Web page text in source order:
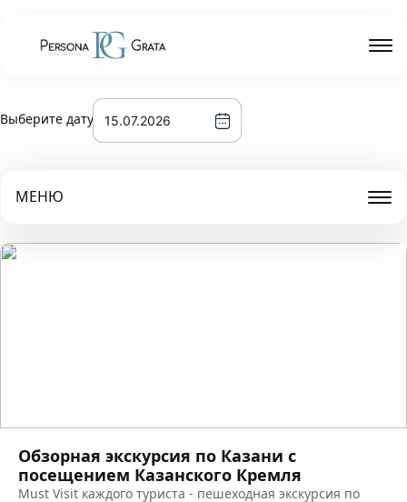
Выберите дату
МЕНЮ
Обзорная экскурсия по Казани с
посещением Казанского Кремля
Must Visit каждого туриста - пешеходная экскурсия по